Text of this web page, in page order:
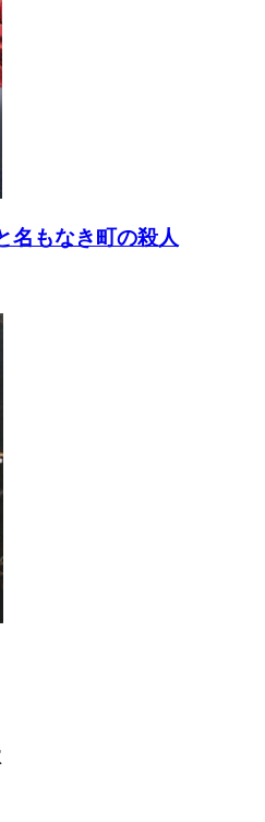
名もなき町の殺人